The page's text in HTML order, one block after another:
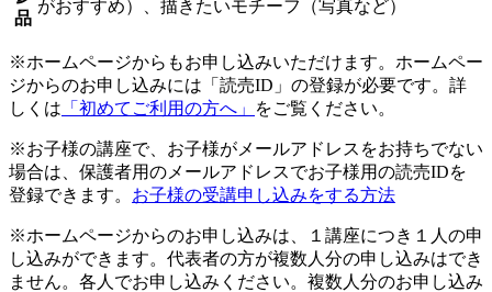
品
がおすすめ）、描きたいモチーフ（写真など）
※ホームページからもお申し込みいただけます。ホームペー
ジからのお申し込みには「読売ID」の登録が必要です。詳
しくは 「初めてご利用の方へ」 をご覧ください。
※お子様の講座で、お子様がメールアドレスをお持ちでない
場合は、保護者用のメールアドレスでお子様用の読売IDを
登録できます。 お子様の受講申し込みをする方法
※ホームページからのお申し込みは、１講座につき１人の申
し込みができます。代表者の方が複数人分の申し込みはでき
ません。各人でお申し込みください。複数人分のお申し込み